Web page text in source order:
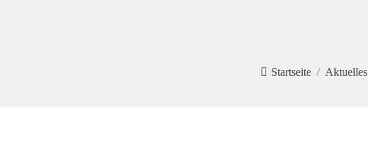
Startseite Aktuelles